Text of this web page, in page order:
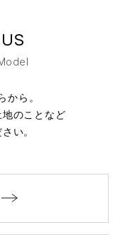
ら。
のことなど
い。